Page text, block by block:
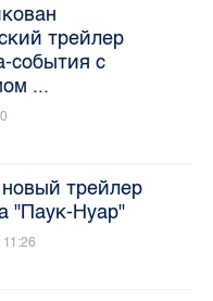
трейлер
события с
...
трейлер
"Паук-Нуар"